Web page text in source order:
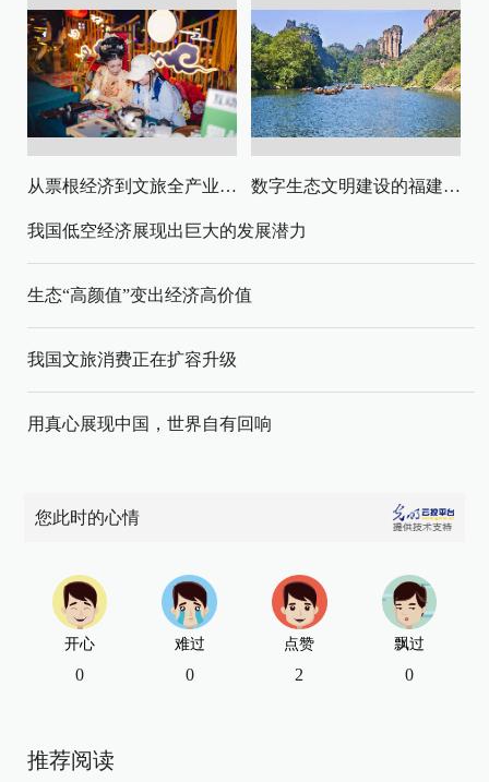
从票根经济到文旅全产业链升级 数字生态文明建设的福建路径与启示
我国低空经济展现出巨大的发展潜力
生态“高颜值”变出经济高价值
我国文旅消费正在扩容升级
用真心展现中国，世界自有回响
您此时的心情
开心
0
难过
0
点赞
2
飘过
0
推荐阅读